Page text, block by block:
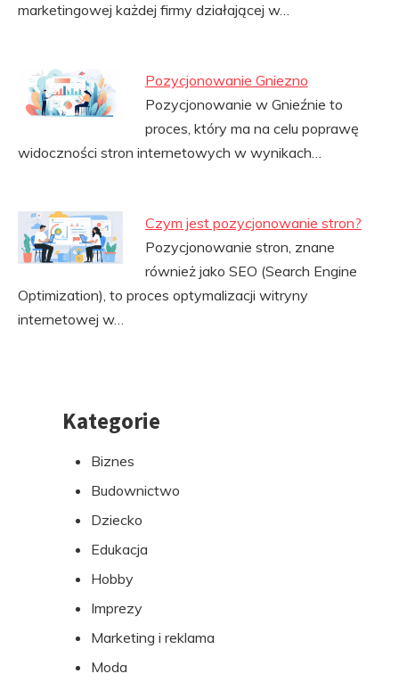
marketingowej każdej firmy działającej w…
Pozycjonowanie Gniezno
Pozycjonowanie w Gnieźnie to
proces, który ma na celu poprawę
widoczności stron internetowych w wynikach…
Czym jest pozycjonowanie stron?
Pozycjonowanie stron, znane
również jako SEO (Search Engine
Optimization), to proces optymalizacji witryny
internetowej w…
PrzejdźKategorie
Biznes
Budownictwo
Dziecko
Edukacja
Hobby
Imprezy
Marketing i reklama
Moda